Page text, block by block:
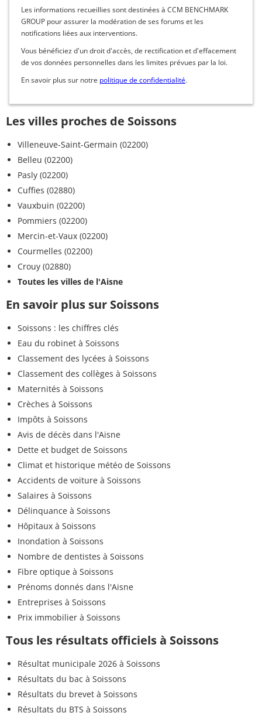
Les informations recueillies sont destinées à CCM BENCHMARK
GROUP pour assurer la modération de ses forums et les
notifications liées aux interventions.
Vous bénéficiez d'un droit d'accès, de rectification et d'effacement
de vos données personnelles dans les limites prévues par la loi.
En savoir plus sur notre politique de confidentialité.
Les villes proches de Soissons
Villeneuve-Saint-Germain (02200)
Belleu (02200)
Pasly (02200)
Cuffies (02880)
Vauxbuin (02200)
Pommiers (02200)
Mercin-et-Vaux (02200)
Courmelles (02200)
Crouy (02880)
Toutes les villes de l'Aisne
En savoir plus sur Soissons
Soissons : les chiffres clés
Eau du robinet à Soissons
Classement des lycées à Soissons
Classement des collèges à Soissons
Maternités à Soissons
Crèches à Soissons
Impôts à Soissons
Avis de décès dans l'Aisne
Dette et budget de Soissons
Climat et historique météo de Soissons
Accidents de voiture à Soissons
Salaires à Soissons
Délinquance à Soissons
Hôpitaux à Soissons
Inondation à Soissons
Nombre de dentistes à Soissons
Fibre optique à Soissons
Prénoms donnés dans l'Aisne
Entreprises à Soissons
Prix immobilier à Soissons
Tous les résultats officiels à Soissons
Résultat municipale 2026 à Soissons
Résultats du bac à Soissons
Résultats du brevet à Soissons
Résultats du BTS à Soissons